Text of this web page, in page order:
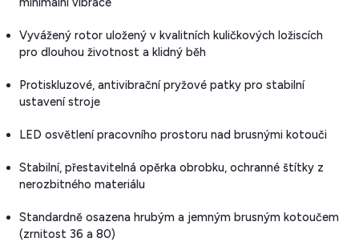
Vyvážený rotor uložený v kvalitních kuličkových ložiscích
pro dlouhou životnost a klidný běh
Protiskluzové, antivibrační pryžové patky pro stabilní
ustavení stroje
LED osvětlení pracovního prostoru nad brusnými kotouči
Stabilní, přestavitelná opěrka obrobku, ochranné štítky z
nerozbitného materiálu
Standardně osazena hrubým a jemným brusným kotoučem
(zrnitost 36 a 80)